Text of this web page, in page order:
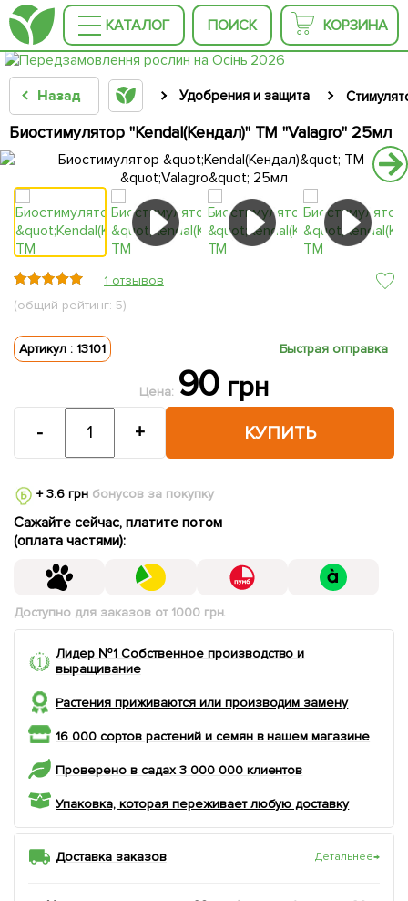
КАТАЛОГ ПОИСК КОРЗИНА
Назад Удобрения и защита
Биостимулятор "Kendal(Кендал)" ТМ "Valagro" 25мл
1 отзывов
(общий рейтинг: 5)
Артикул : 13101 Быстрая отправка
Цена: 90 грн
КУПИТЬ
- +
+ 3.6 грнбонусов за покупку
Сажайте сейчас, платите потом
(оплата частями):
Доступно для заказов от 1000 грн.
Лидер №1 Собственное производство и
выращивание
Растения приживаются или производим замену
16 000 сортов растений и семян в нашем магазине
Проверено в садах 3 000 000 клиентов
Упаковка, которая переживает любую доставку
Доставка заказов Детальнее→